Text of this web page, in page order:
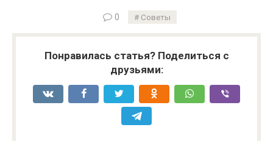
0 Советы
Понравилась статья? Поделиться с
друзьями: